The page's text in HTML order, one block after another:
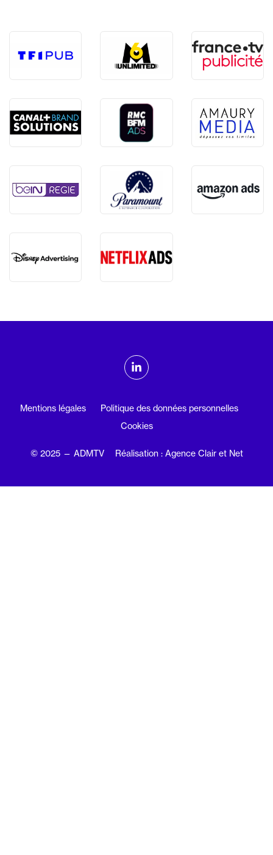
ADMTV sur les réseaux sociaux
Linkedin
Mentions légales
Politique des données personnelles
Cookies
© 2025 — ADMTV Réalisation : Agence Clair et Net